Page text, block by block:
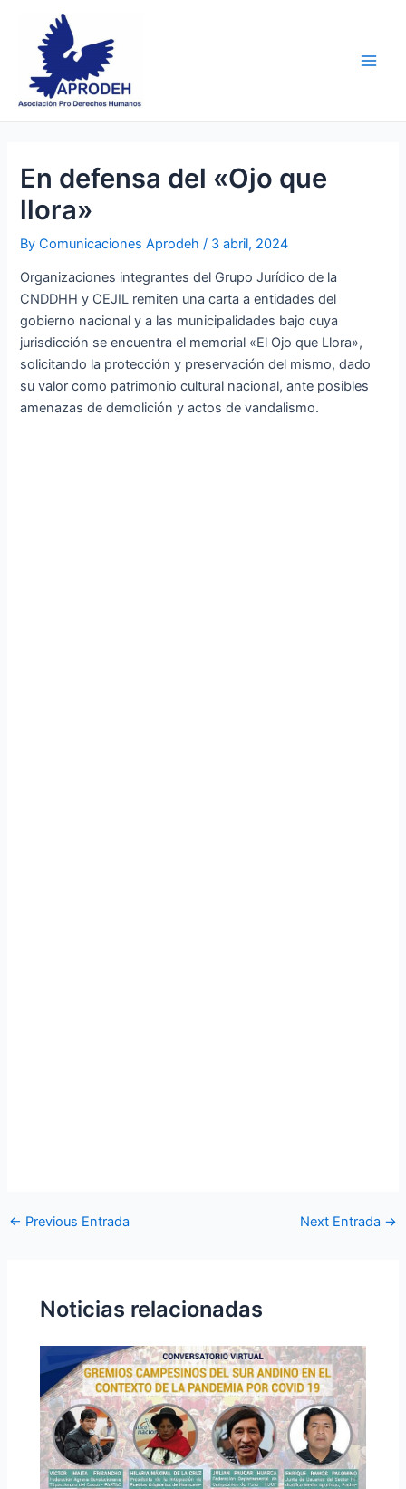
content
En defensa del «Ojo que
llora»
ByComunicaciones Aprodeh/ 3 abril, 2024
Organizaciones integrantes del Grupo Jurídico de la
CNDDHH y CEJIL remiten una carta a entidades del
gobierno nacional y a las municipalidades bajo cuya
jurisdicción se encuentra el memorial «El Ojo que Llora»,
solicitando la protección y preservación del mismo, dado
su valor como patrimonio cultural nacional, ante posibles
amenazas de demolición y actos de vandalismo.
navigation
← Previous Entrada Next Entrada →
Noticias relacionadas